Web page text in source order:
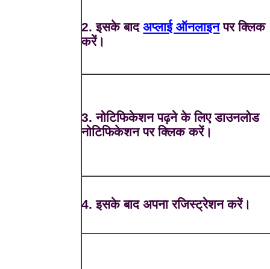
2. इसके बादअप्लाई ऑनलाइनपर क्लिक
करें।
3. नोटिफिकेशन पढ़ने के लिए डाउनलोड
नोटिफिकेशन पर क्लिक करें।
4. इसके बाद अपना रजिस्ट्रेशन करें।